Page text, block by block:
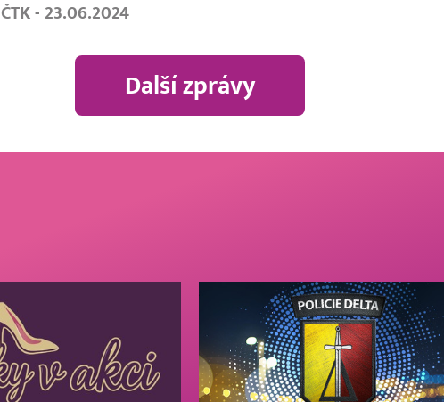
ČTK - 23.06.2024
Další zprávy